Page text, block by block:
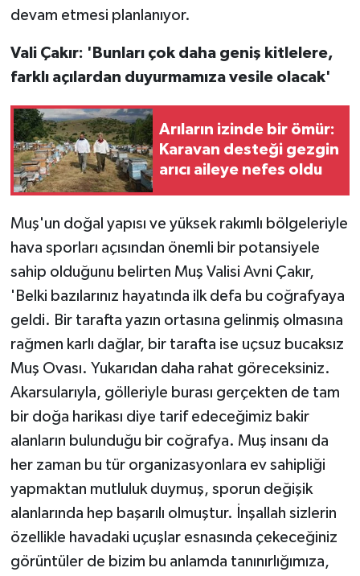
devam etmesi planlanıyor.
Vali Çakır: 'Bunları çok daha geniş kitlelere,
farklı açılardan duyurmamıza vesile olacak'
Arıların izinde bir ömür:
Karavan desteği gezgin
arıcı aileye nefes oldu
Muş'un doğal yapısı ve yüksek rakımlı bölgeleriyle
hava sporları açısından önemli bir potansiyele
sahip olduğunu belirten Muş Valisi Avni Çakır,
'Belki bazılarınız hayatında ilk defa bu coğrafyaya
geldi. Bir tarafta yazın ortasına gelinmiş olmasına
rağmen karlı dağlar, bir tarafta ise uçsuz bucaksız
Muş Ovası. Yukarıdan daha rahat göreceksiniz.
Akarsularıyla, gölleriyle burası gerçekten de tam
bir doğa harikası diye tarif edeceğimiz bakir
alanların bulunduğu bir coğrafya. Muş insanı da
her zaman bu tür organizasyonlara ev sahipliği
yapmaktan mutluluk duymuş, sporun değişik
alanlarında hep başarılı olmuştur. İnşallah sizlerin
özellikle havadaki uçuşlar esnasında çekeceğiniz
görüntüler de bizim bu anlamda tanınırlığımıza,